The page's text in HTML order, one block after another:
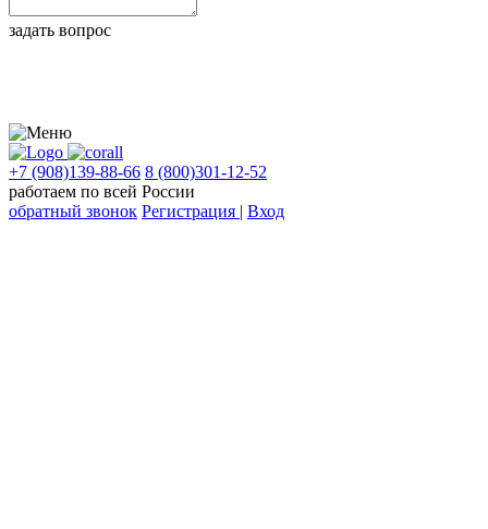
задать вопрос
+7 (908)139-88-66 8 (800)301-12-52
работаем по всей России
обратный звонок Регистрация | Вход